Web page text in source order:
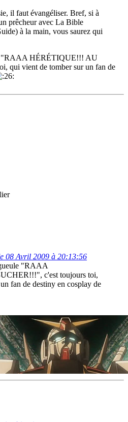
il faut évangéliser. Bref, si à
prêcheur avec La Bible
à la main, vous saurez qui
"RAAA HÉRÉTIQUE!!! AU
qui vient de tomber sur un fan de
08 Avril 2009 à 20:13:56
"RAAA
c'est toujours toi,
fan de destiny en cosplay de